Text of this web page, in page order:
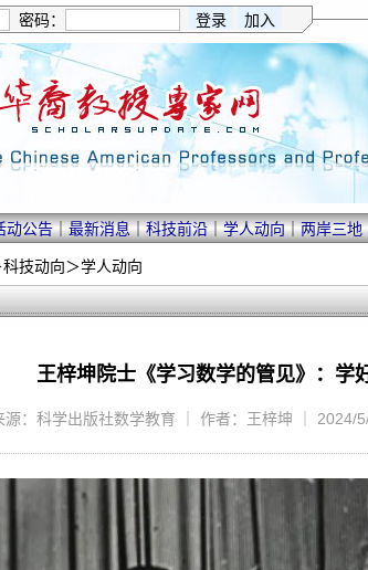
密码：
动公告｜最新消息｜科技前沿｜学人动向｜两岸三地
科技动向＞学人动向
王梓坤院士《学习数学的管见》：学
源：科学出版社数学教育 ｜ 作者：王梓坤 ｜